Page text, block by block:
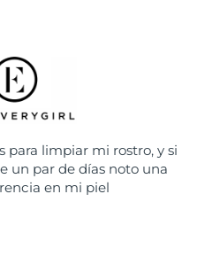
para limpiar mi rostro, y si
un par de días noto una
en mi piel